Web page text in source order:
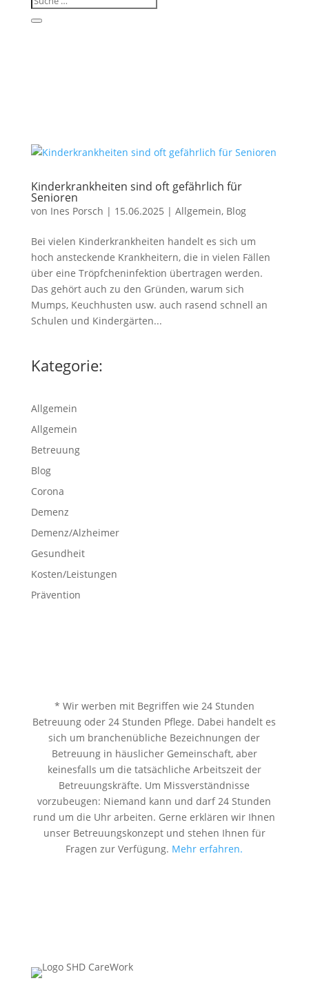
Kinderkrankheiten sind oft gefährlich für
Senioren
von Ines Porsch | 15.06.2025 | Allgemein, Blog
Bei vielen Kinderkrankheiten handelt es sich um
hoch ansteckende Krankheitern, die in vielen Fällen
über eine Tröpfcheninfektion übertragen werden.
Das gehört auch zu den Gründen, warum sich
Mumps, Keuchhusten usw. auch rasend schnell an
Schulen und Kindergärten...
Kategorie:
Allgemein
Allgemein
Betreuung
Blog
Corona
Demenz
Demenz/Alzheimer
Gesundheit
Kosten/Leistungen
Prävention
* Wir werben mit Begriffen wie 24 Stunden
Betreuung oder 24 Stunden Pflege. Dabei handelt es
sich um branchenübliche Bezeichnungen der
Betreuung in häuslicher Gemeinschaft, aber
keinesfalls um die tatsächliche Arbeitszeit der
Betreuungskräfte. Um Missverständnisse
vorzubeugen: Niemand kann und darf 24 Stunden
rund um die Uhr arbeiten. Gerne erklären wir Ihnen
unser Betreuungskonzept und stehen Ihnen für
Fragen zur Verfügung. Mehr erfahren.